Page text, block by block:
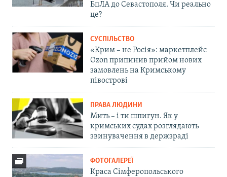
БпЛА до Севастополя. Чи реально
це?
СУСПІЛЬСТВО
«Крим – не Росія»: маркетплейс
Ozon припинив прийом нових
замовлень на Кримському
півострові
ПРАВА ЛЮДИНИ
Мить – і ти шпигун. Як у
кримських судах розглядають
звинувачення в держзраді
ФОТОГАЛЕРЕЇ
Краса Сімферопольського